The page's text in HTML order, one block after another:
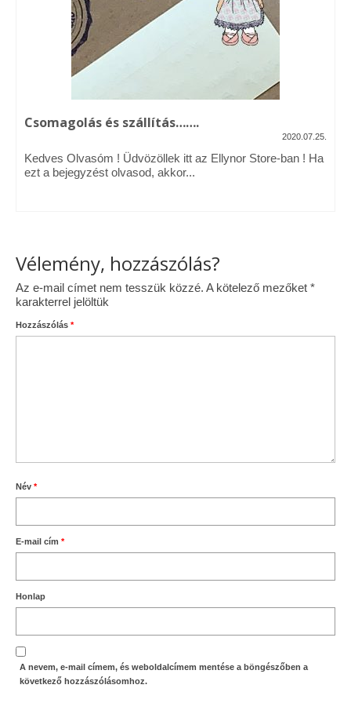
Vásárok, ahol velem is találkozhattál…
Alapanyagok, kellékek
Ellynor története
Adatkezelési tájékoztató
Csomagolás és szállítás…….
2020.07.25.
Kedves Olvasóm ! Üdvözöllek itt az Ellynor Store-ban ! Ha
ezt a bejegyzést olvasod, akkor...
Vélemény, hozzászólás?
Az e-mail címet nem tesszük közzé. A kötelező mezőket *
karakterrel jelöltük
Hozzászólás *
Név *
E-mail cím *
Honlap
A nevem, e-mail címem, és weboldalcímem mentése a böngészőben a
következő hozzászólásomhoz.